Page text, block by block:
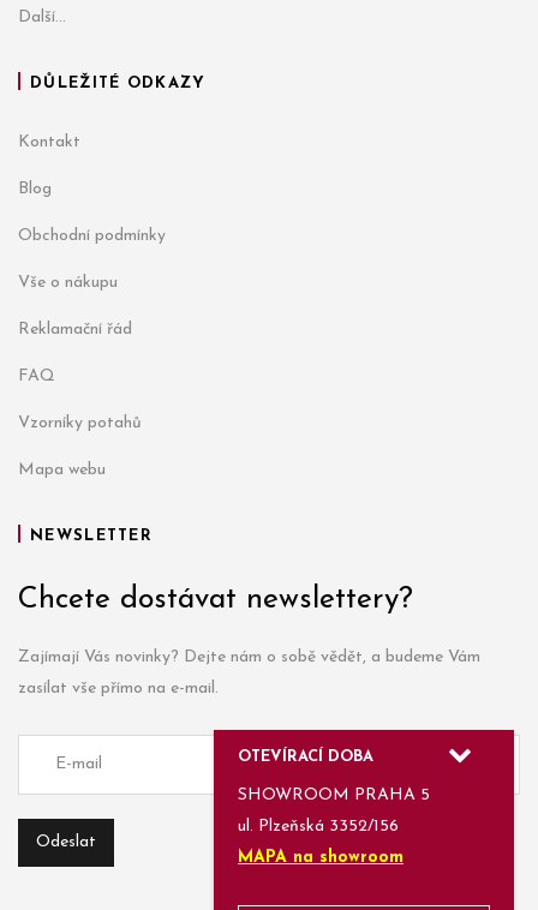
Další...
DŮLEŽITÉ ODKAZY
Kontakt
Blog
Obchodní podmínky
Vše o nákupu
Reklamační řád
FAQ
Vzorníky potahů
Mapa webu
NEWSLETTER
Chcete dostávat newslettery?
Zajímají Vás novinky? Dejte nám o sobě vědět, a budeme Vám
zasílat vše přímo na e-mail.
OTEVÍRACÍ DOBA
SHOWROOM PRAHA 5
ul. Plzeňská 3352/156
MAPA na showroom